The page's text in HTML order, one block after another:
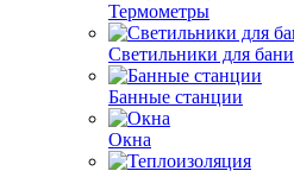
Термометры
Светильники для бани
Банные станции
Окна